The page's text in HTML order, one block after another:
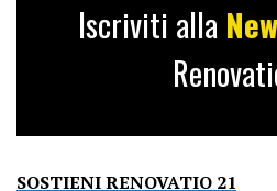
Iscriviti alla
SOSTIENI RENOVATIO 21